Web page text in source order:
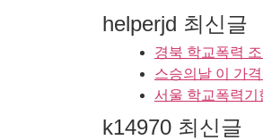
helperjd 최신글
경북 학교폭력
스승의날 이 가
서울 학교폭력기
k14970 최신글